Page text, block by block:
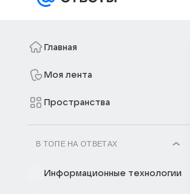
Главная
Моя лента
Пространства
В ТОПЕ НА ОТВЕТАХ
Информационные технологии